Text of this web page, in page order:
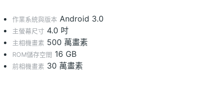
作業系統與版本 Android 3.0
主螢幕尺寸 4.0 吋
主相機畫素 500 萬畫素
ROM儲存空間 16 GB
前相機畫素 30 萬畫素